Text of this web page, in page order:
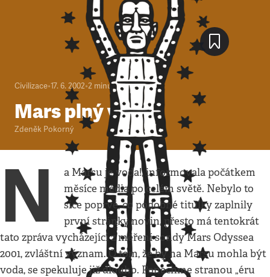
Civilizace•17. 6. 2002•2 minuty
Mars plný vody
Zdeněk Pokorný
N
a Marsu je voda!, informovala počátkem
měsíce média po celém světě. Nebylo to
sice poprvé, co podobné titulky zaplnily
první stránky novin, přesto má tentokrát
tato zpráva vycházející z měření sondy Mars Odyssea
2001, zvláštní význam. O tom, že by na Marsu mohla být
voda, se spekuluje již dlouho. Ponechme stranou „éru